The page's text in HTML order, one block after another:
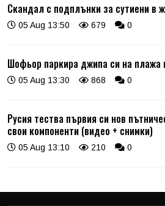
Скандал с подплънки за сутиени в
05 Aug 13:50 679 0
Шофьор паркира джипа си на плажа
05 Aug 13:30 868 0
Русия тества първия си нов
свои компоненти (видео + снимки)
05 Aug 13:10 210 0